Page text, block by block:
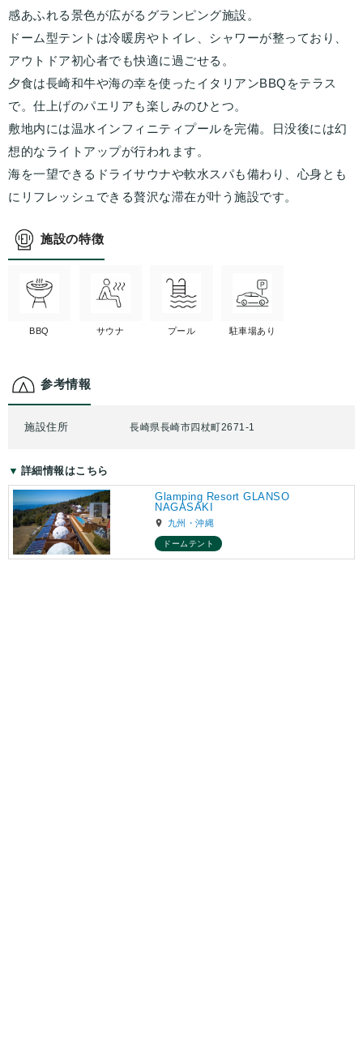
感あふれる景色が広がるグランピング施設。
ドーム型テントは冷暖房やトイレ、シャワーが整っており、
アウトドア初心者でも快適に過ごせる。
夕食は長崎和牛や海の幸を使ったイタリアンBBQをテラス
で。仕上げのパエリアも楽しみのひとつ。
敷地内には温水インフィニティプールを完備。日没後には幻
想的なライトアップが行われます。
海を一望できるドライサウナや軟水スパも備わり、心身とも
にリフレッシュできる贅沢な滞在が叶う施設です。
施設の特徴
BBQ サウナ プール 駐車場あり
参考情報
施設住所 長崎県長崎市四杖町2671-1
詳細情報はこちら
Glamping Resort GLANSO
NAGASAKI
九州・沖縄
ドームテント